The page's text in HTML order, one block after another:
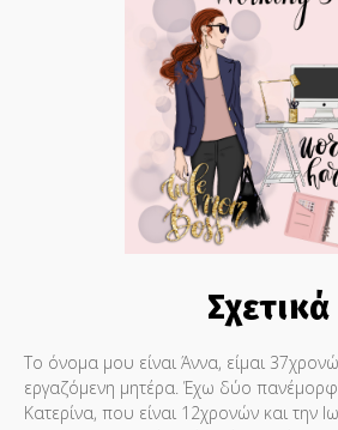
Σχετικά
Το όνομα μου είναι Άννα, είμαι
εργαζόμενη μητέρα. Έχω δύο
Κατερίνα, που είναι 12χρονών και την